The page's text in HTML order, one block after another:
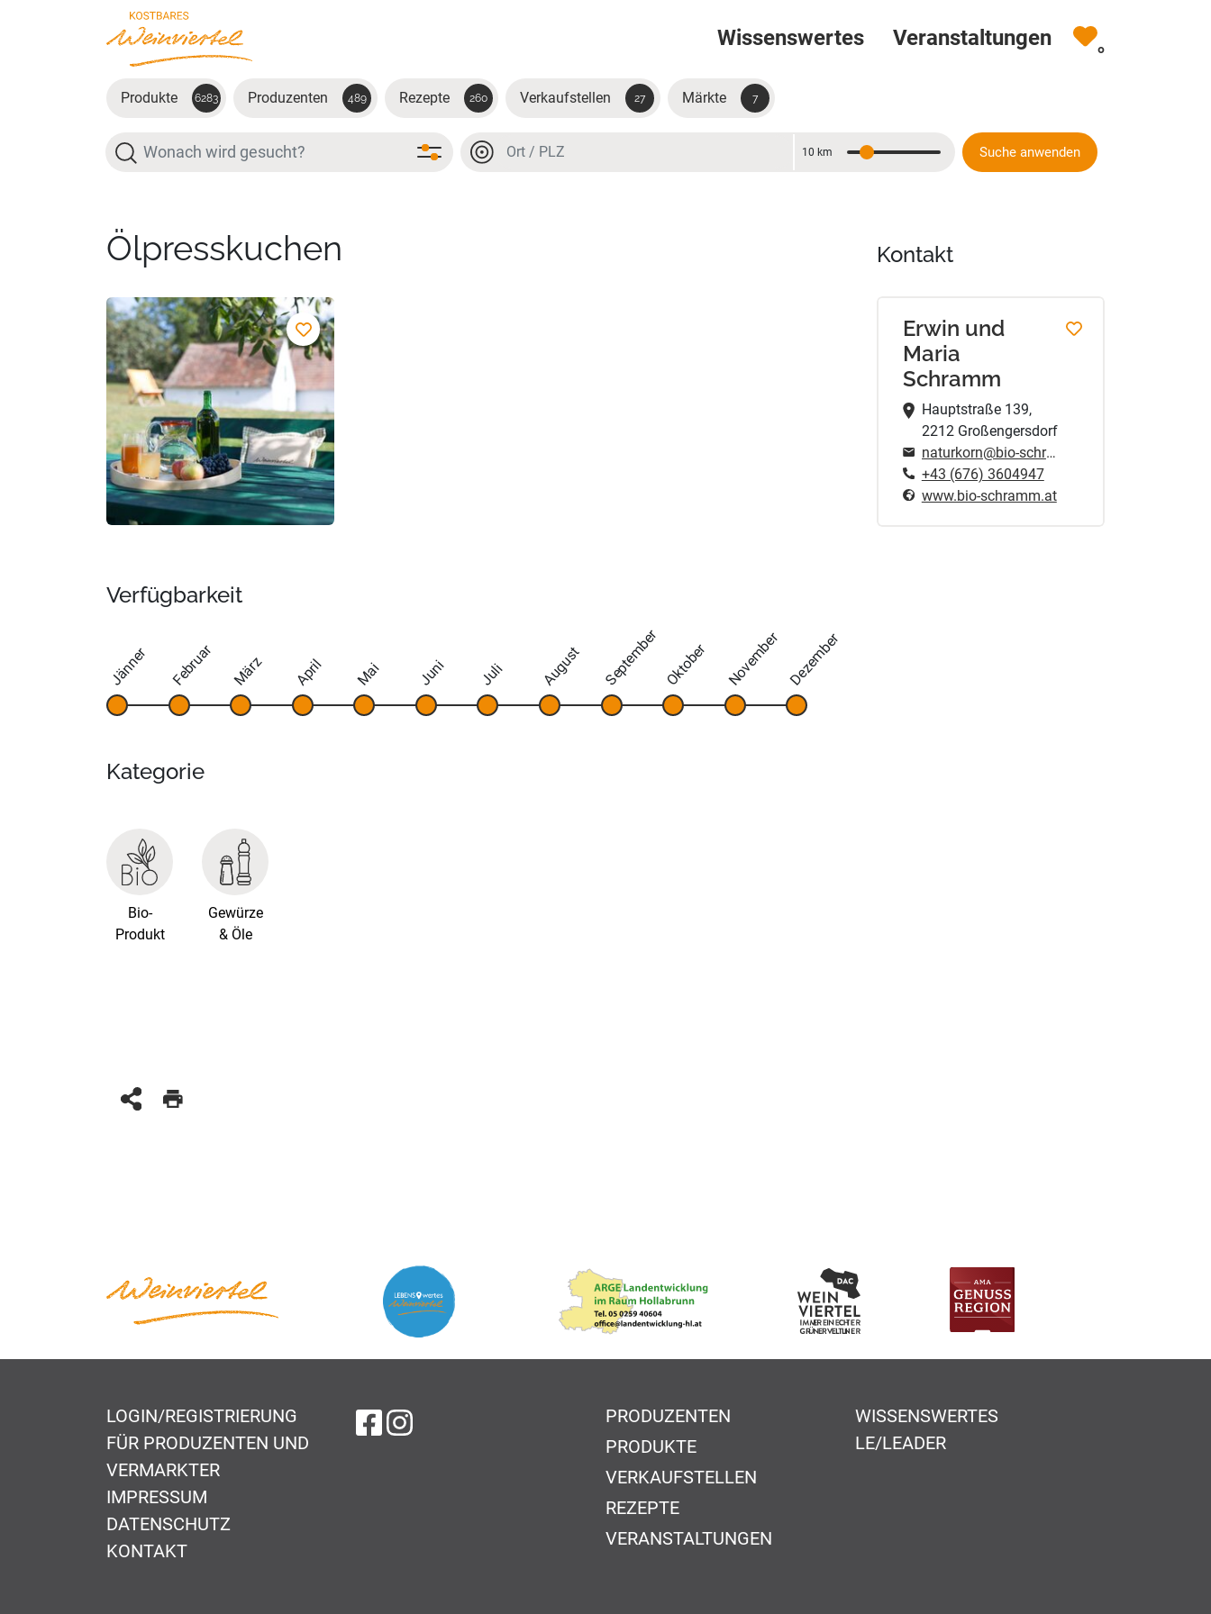
Zum Hauptinhalt springen
Wissenswertes Veranstaltungen 0
Produkte 6283 Produzenten 489 Rezepte 260 Verkaufstellen 27 Märkte 7
Suche Ort oder PLZ
Entfernung
10 km Suche anwenden
Ölpresskuchen
Verfügbarkeit
Jänner Februar März April Mai Juni Juli August September Oktober November Dezember
Kategorie
Bio-
Produkt
Gewürze
& Öle
Kontakt
Erwin und
Maria
Schramm
Hauptstraße 139,
2212 Großengersdorf
naturkorn@bio-schramm.at
+43 (676) 3604947
www.bio-schramm.at
LOGIN/REGISTRIERUNG
FÜR PRODUZENTEN UND
VERMARKTER
IMPRESSUM
DATENSCHUTZ
KONTAKT
auf Facebook
auf Instagram
PRODUZENTEN
PRODUKTE
VERKAUFSTELLEN
REZEPTE
VERANSTALTUNGEN
WISSENSWERTES
LE/LEADER